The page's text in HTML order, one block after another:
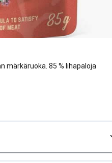
märkäruoka. 85 % lihapaloja